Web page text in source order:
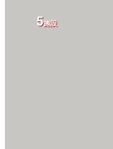
5施設